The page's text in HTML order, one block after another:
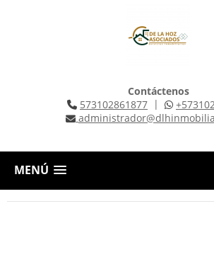
Contáctenos
573102861877 |
MENÚ